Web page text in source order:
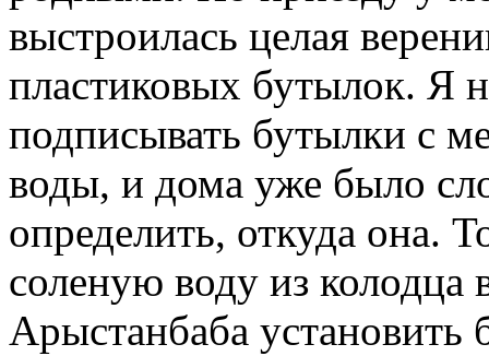
выстроилась целая
пластиковых бутылок. Я
подписывать бутылки с
воды, и дома уже было
определить, откуда она.
соленую воду из колодца
Арыстан­баба установить